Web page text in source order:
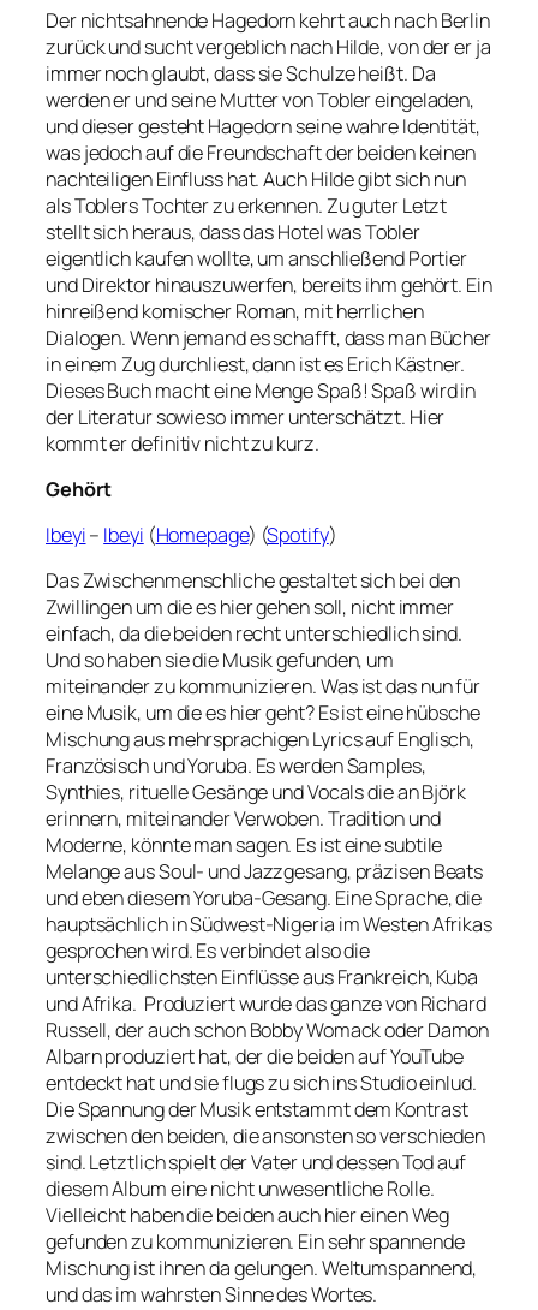
Der nichtsahnende Hagedorn kehrt auch nach Berlin
zurück und sucht vergeblich nach Hilde, von der er ja
immer noch glaubt, dass sie Schulze heißt. Da
werden er und seine Mutter von Tobler eingeladen,
und dieser gesteht Hagedorn seine wahre Identität,
was jedoch auf die Freundschaft der beiden keinen
nachteiligen Einfluss hat. Auch Hilde gibt sich nun
als Toblers Tochter zu erkennen. Zu guter Letzt
stellt sich heraus, dass das Hotel was Tobler
eigentlich kaufen wollte, um anschließend Portier
und Direktor hinauszuwerfen, bereits ihm gehört. Ein
hinreißend komischer Roman, mit herrlichen
Dialogen. Wenn jemand es schafft, dass man Bücher
in einem Zug durchliest, dann ist es Erich Kästner.
Dieses Buch macht eine Menge Spaß! Spaß wird in
der Literatur sowieso immer unterschätzt. Hier
kommt er definitiv nicht zu kurz.
Gehört
Ibeyi– Ibeyi (Homepage) (Spotify)
Das Zwischenmenschliche gestaltet sich bei den
Zwillingen um die es hier gehen soll, nicht immer
einfach, da die beiden recht unterschiedlich sind.
Und so haben sie die Musik gefunden, um
miteinander zu kommunizieren. Was ist das nun für
eine Musik, um die es hier geht? Es ist eine hübsche
Mischung aus mehrsprachigen Lyrics auf Englisch,
Französisch und Yoruba. Es werden Samples,
Synthies, rituelle Gesänge und Vocals die an Björk
erinnern, miteinander Verwoben. Tradition und
Moderne, könnte man sagen. Es ist eine subtile
Melange aus Soul- und Jazzgesang, präzisen Beats
und eben diesem Yoruba-Gesang. Eine Sprache, die
hauptsächlich in Südwest-Nigeria im Westen Afrikas
gesprochen wird. Es verbindet also die
unterschiedlichsten Einflüsse aus Frankreich, Kuba
und Afrika. Produziert wurde das ganze von Richard
Russell, der auch schon Bobby Womack oder Damon
Albarn produziert hat, der die beiden auf YouTube
entdeckt hat und sie flugs zu sich ins Studio einlud.
Die Spannung der Musik entstammt dem Kontrast
zwischen den beiden, die ansonsten so verschieden
sind. Letztlich spielt der Vater und dessen Tod auf
diesem Album eine nicht unwesentliche Rolle.
Vielleicht haben die beiden auch hier einen Weg
gefunden zu kommunizieren. Ein sehr spannende
Mischung ist ihnen da gelungen. Weltumspannend,
und das im wahrsten Sinne des Wortes.